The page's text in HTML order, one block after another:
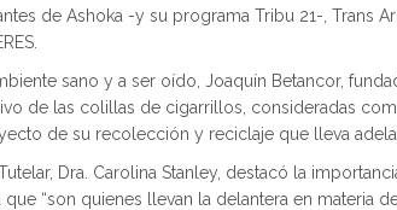
de Ashoka -y su programa Tribu 21-, Trans
sano y a ser oído, Joaquín Betancor,
de las colillas de cigarrillos, consideradas
de su recolección y reciclaje que lleva
Dra. Carolina Stanley, destacó la
“son quienes llevan la delantera en materia